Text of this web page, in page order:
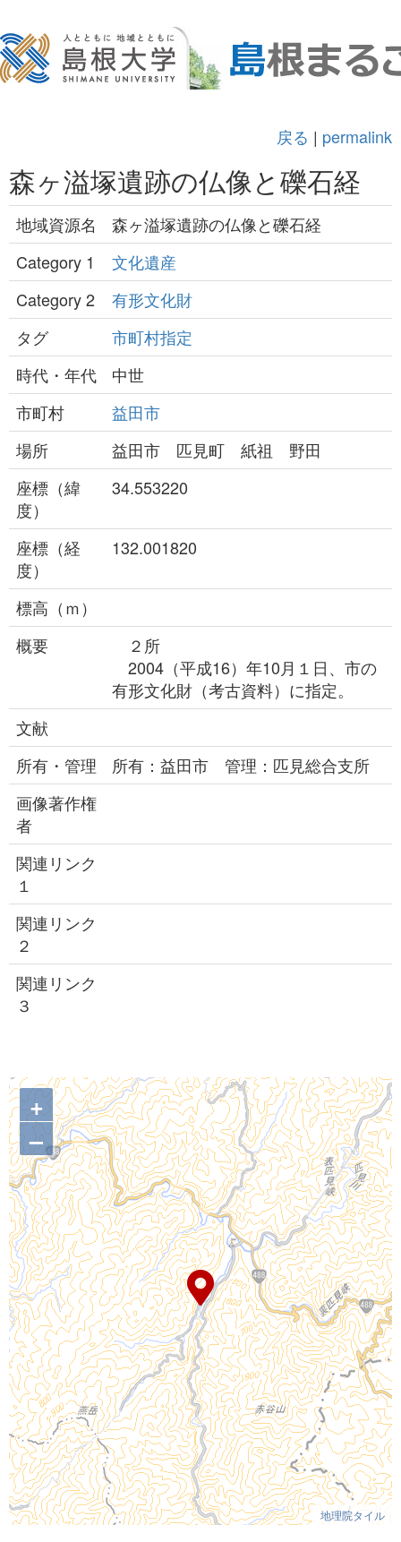
戻る | permalink
森ヶ溢塚遺跡の仏像と礫石経
地域資源名
森ヶ溢塚遺跡の仏像と礫石経
Category 1
文化遺産
Category 2
有形文化財
タグ
市町村指定
時代・年代
中世
市町村
益田市
場所
益田市 匹見町 紙祖 野田
座標（緯
度）
34.553220
座標（経
度）
132.001820
標高（ｍ）
概要
２所
2004（平成16）年10月１日、市の
有形文化財（考古資料）に指定。
文献
所有・管理
所有：益田市 管理：匹見総合支所
画像著作権
者
関連リンク
１
関連リンク
２
関連リンク
３
+
–
地理院タイル